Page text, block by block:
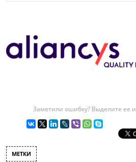
Заметили ошибку? Выделите ее
МЕТКИ